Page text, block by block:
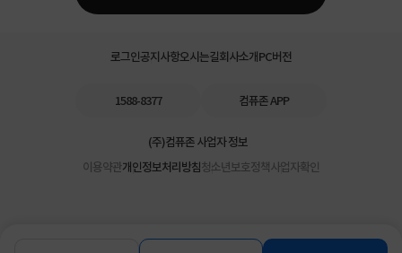
로그인공지사항오시는길회사소개PC버전
1588-8377 컴퓨존 APP
(주)컴퓨존 사업자 정보
이용약관개인정보처리방침청소년보호정책사업자확인